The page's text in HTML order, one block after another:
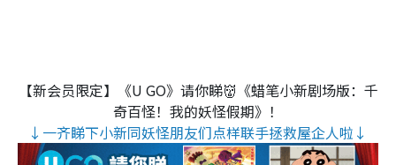
【新会员限定】《U GO》请你睇👹《蜡笔小新剧场版：千
奇百怪！我的妖怪假期》！
↓一齐睇下小新同妖怪朋友们点样联手拯救屋企人啦↓